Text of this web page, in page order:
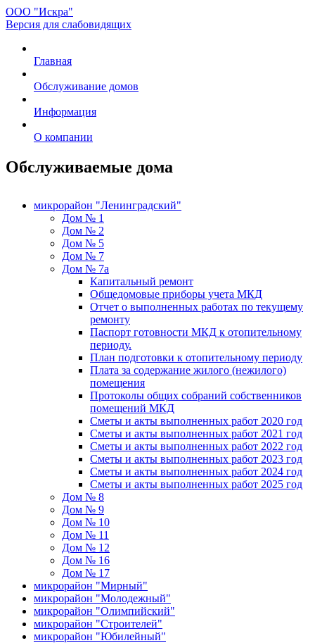
ООО "Искра"
Версия для слабовидящих
Главная
Обслуживание домов
Информация
О компании
Обслуживаемые дома
микрорайон "Ленинградский"
Дом № 1
Дом № 2
Дом № 5
Дом № 7
Дом № 7а
Капитальный ремонт
Общедомовые приборы учета МКД
Отчет о выполненных работах по текущему
ремонту
Паспорт готовности МКД к отопительному
периоду.
План подготовки к отопительному периоду
Плата за содержание жилого (нежилого)
помещения
Протоколы общих собраний собственников
помещений МКД
Сметы и акты выполненных работ 2020 год
Сметы и акты выполненных работ 2021 год
Сметы и акты выполненных работ 2022 год
Сметы и акты выполненных работ 2023 год
Сметы и акты выполненных работ 2024 год
Сметы и акты выполненных работ 2025 год
Дом № 8
Дом № 9
Дом № 10
Дом № 11
Дом № 12
Дом № 16
Дом № 17
микрорайон "Мирный"
микрорайон "Молодежный"
микрорайон "Олимпийский"
микрорайон "Строителей"
микрорайон "Юбилейный"